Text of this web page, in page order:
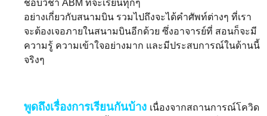
ชอบวิชา ABM ที่จะเรียนทุกๆ
อย่างเกี่ยวกับสนามบิน รวมไปถึงจะได้คำศัพท์ต่างๆ ที่เรา
จะต้องเจอภายในสนามบินอีกด้วย ซึ่งอาจารย์ที่ สอนก็จะมี
ความรู้ ความเข้าใจอย่างมาก และมีประสบการณ์ในด้านนี้
จริงๆ
พูดถึงเรื่องการเรียนกันบ้าง เนื่องจากสถานการณ์โควิด